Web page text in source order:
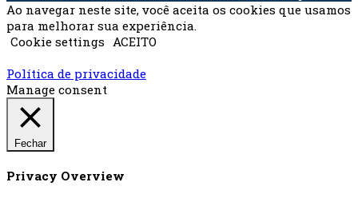
Ao navegar neste site, você aceita os cookies que usamos
para melhorar sua experiência.
Cookie settings ACEITO
Política de privacidade
Manage consent
Fechar
Privacy Overview